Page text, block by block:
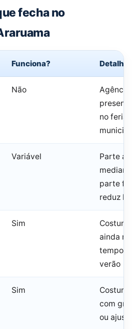
fecha no
Funciona? Detalhe
Não
no
Variável
Parte
parte
reduz
Sim
ainda
verão
Sim
com
ou